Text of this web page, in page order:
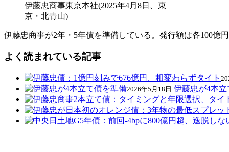
伊藤忠商事東京本社(2025年4月8日、東
京・北青山)
伊藤忠商事が2年・5年債を準備している。発行額は各100億
よく読まれている記事
2026年5月18日 伊藤忠が4本